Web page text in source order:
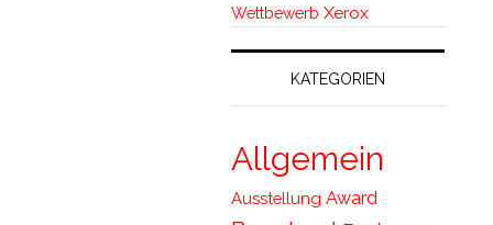
Wettbewerb Xerox
KATEGORIEN
Allgemein
Ausstellung Award